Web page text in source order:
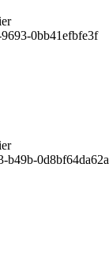
0bb41efbfe3f
b49b-0d8bf64da62a